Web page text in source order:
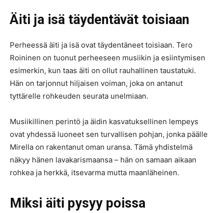
Äiti ja isä täydentävät toisiaan
Perheessä äiti ja isä ovat täydentäneet toisiaan. Tero
Roininen on tuonut perheeseen musiikin ja esiintymisen
esimerkin, kun taas äiti on ollut rauhallinen taustatuki.
Hän on tarjonnut hiljaisen voiman, joka on antanut
tyttärelle rohkeuden seurata unelmiaan.
Musiikillinen perintö ja äidin kasvatuksellinen lempeys
ovat yhdessä luoneet sen turvallisen pohjan, jonka päälle
Mirella on rakentanut oman uransa. Tämä yhdistelmä
näkyy hänen lavakarismaansa – hän on samaan aikaan
rohkea ja herkkä, itsevarma mutta maanläheinen.
Miksi äiti pysyy poissa